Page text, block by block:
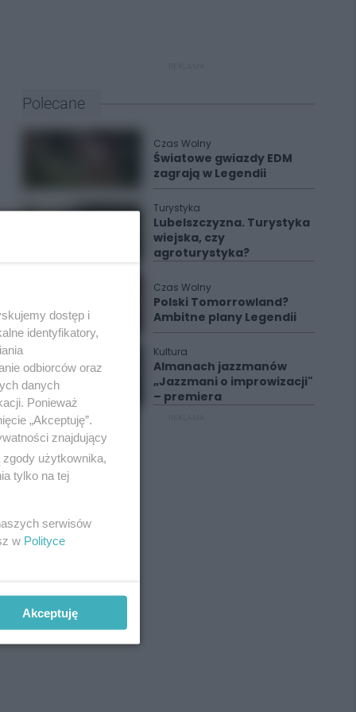
Polecane
Czas Wolny
Światowe gwiazdy EDM
zagrają w Legendii
Turystyka
Lubelszczyzna. Turystyka
wiejska, czy
agroturystyka?
Czas Wolny
Polski Tomorrowland?
Ambitne plany Legendii
Kultura
Almanach jazzmanów
„Jazzmani o improwizacji"
– premiera
dostęp i
identyfikatory,
odbiorców oraz
danych
Ponieważ
„Akceptuję”.
znajdujący
użytkownika,
tylko na tej
serwisów
w Polityce
Akceptuję